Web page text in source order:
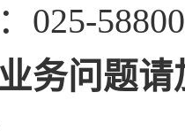
025-
务问题